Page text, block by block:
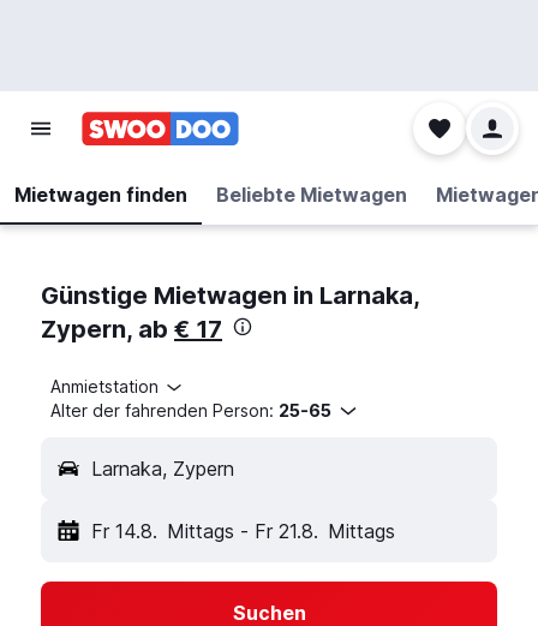
Mietwagen finden Beliebte Mietwagen
Günstige Mietwagen in Larnaka,
Zypern, ab € 17
Anmietstation
Alter der fahrenden Person: 25-65
Larnaka, Zypern
Fr 14.8. Mittags - Fr 21.8. Mittags
Suchen